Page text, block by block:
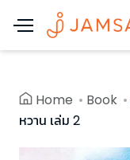
Home Book
หวาน เล่ม 2